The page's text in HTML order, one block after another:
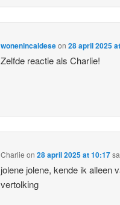
wonenincaldeseon28 april 2025
Zelfde reactie als Charlie!
Charlie on28 april 2025 at 10:17
jolene jolene, kende ik alleen
vertolking